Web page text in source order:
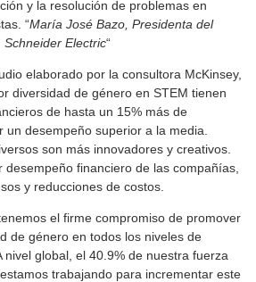
y la resolución de problemas en
“María José Bazo, Presidenta del
Electric“
elaborado por la consultora McKinsey,
diversidad de género en STEM tienen
de hasta un 15% más de
un desempeño superior a la media.
son más innovadores y creativos.
desempeño financiero de las compañías,
y reducciones de costos.
tenemos el firme compromiso de promover
de género en todos los niveles de
nivel global, el 40.9% de nuestra fuerza
trabajando para incrementar este